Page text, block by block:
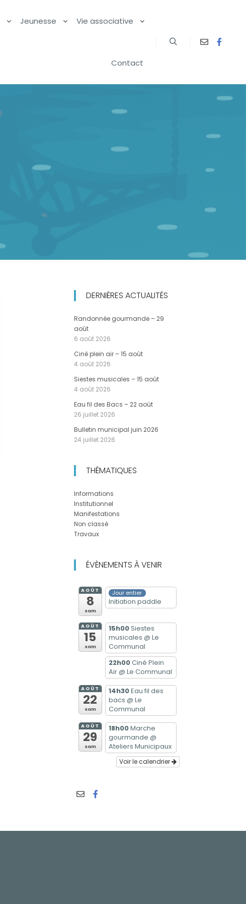
Jeunesse Vie associative
Contact
DERNIÈRES ACTUALITÉS
Randonnée gourmande – 29
août
6 août 2026
Ciné plein air – 15 août
4 août 2026
Siestes musicales – 15 août
4 août 2026
Eau fil des Bacs – 22 août
26 juillet 2026
Bulletin municipal juin 2026
24 juillet 2026
THÉMATIQUES
Informations
Institutionnel
Manifestations
Non classé
Travaux
ÉVÈNEMENTS À VENIR
AOÛT
8
sam
Jour entier
Initiation paddle
AOÛT
15
sam
15h00Siestes
musicales @ Le
Communal
22h00Ciné Plein
Air @ Le Communal
AOÛT
22
sam
14h30Eau fil des
bacs @ Le
Communal
AOÛT
29
sam
18h00Marche
gourmande @
Ateliers Municipaux
Voir le calendrier